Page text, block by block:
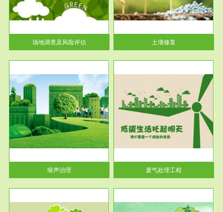
场地调查及风险评估 土壤修复
噪声治理
服务范围
废气处理工程
废气处理工程